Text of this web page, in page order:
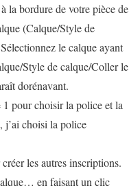
la bordure de votre pièce de
(Calque/Style de
le calque ayant
Style de calque/Coller le
dorénavant.
pour choisir la police et la
j’ai choisi la police
les autres inscriptions.
en faisant un clic